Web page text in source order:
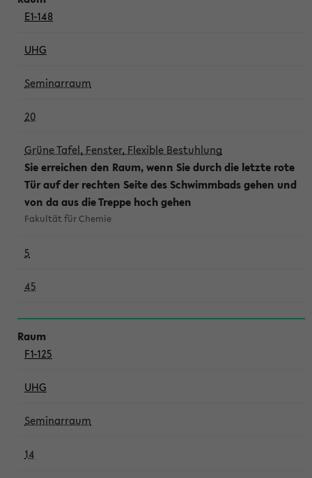
E1-148
UHG
Seminarraum
20
Grüne Tafel, Fenster, Flexible Bestuhlung
Sie erreichen den Raum, wenn Sie durch die letzte rote
Tür auf der rechten Seite des Schwimmbads gehen und
von da aus die Treppe hoch gehen
Fakultät für Chemie
5
45
F1-125
UHG
Seminarraum
14